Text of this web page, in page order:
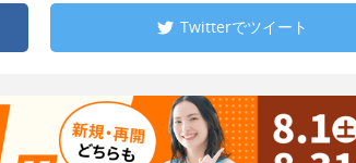
Twitterでツイート